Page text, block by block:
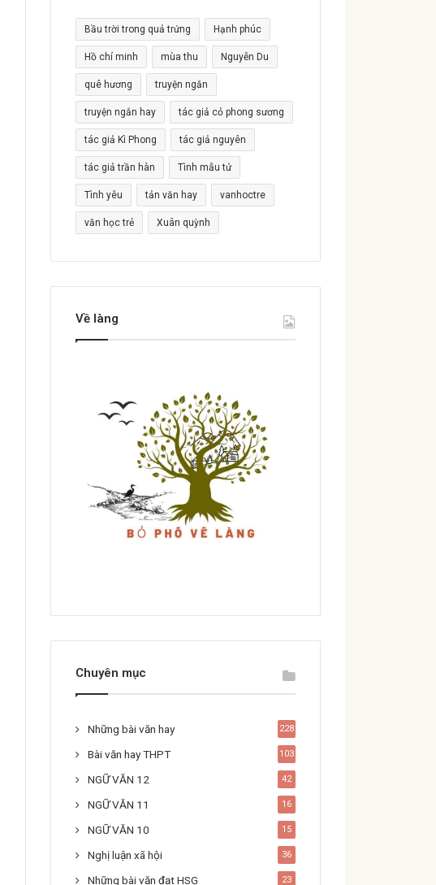
o
:
Bầu trời trong quả trứng Hạnh phúc
Hồ chí minh mùa thu Nguyễn Du
quê hương truyện ngắn
truyện ngắn hay tác giả cỏ phong sương
tác giả Kì Phong tác giả nguyên
tác giả trần hàn Tình mẫu tử
Tình yêu tản văn hay vanhoctre
văn học trẻ Xuân quỳnh
Về làng
Chuyên mục
Những bài văn hay 228
Bài văn hay THPT 103
NGỮ VĂN 12 42
NGỮ VĂN 11 16
NGỮ VĂN 10 15
Nghị luận xã hội 36
Những bài văn đạt HSG 23